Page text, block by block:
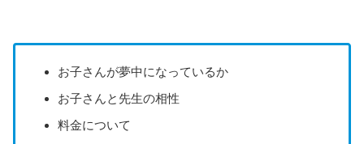
お子さんが夢中になっているか
お子さんと先生の相性
料金について